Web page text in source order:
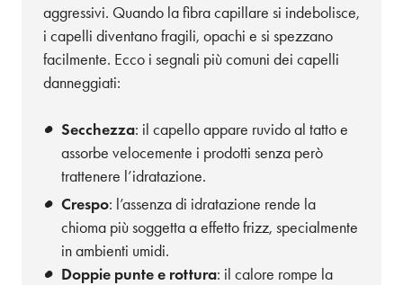
aggressivi. Quando la fibra capillare si indebolisce,
i capelli diventano fragili, opachi e si spezzano
facilmente. Ecco i segnali più comuni dei capelli
danneggiati:
Secchezza: il capello appare ruvido al tatto e
assorbe velocemente i prodotti senza però
trattenere l’idratazione.
Crespo: l’assenza di idratazione rende la
chioma più soggetta a effetto frizz, specialmente
in ambienti umidi.
Doppie punte e rottura: il calore rompe la